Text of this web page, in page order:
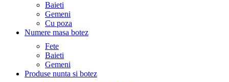
Baieti
Gemeni
Cu poza
Numere masa botez
Fete
Baieti
Gemeni
Produse nunta si botez